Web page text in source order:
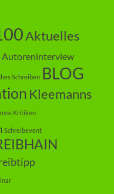
Aktuelles
Autoreninterview
Schreiben BLOG
Kleemanns
Kritiken
Schreibevent